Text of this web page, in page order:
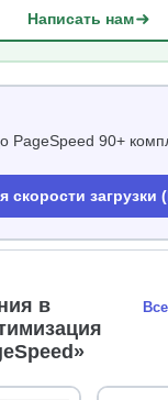
Написать нам
PageSpeed 90+
скорости загрузки
в